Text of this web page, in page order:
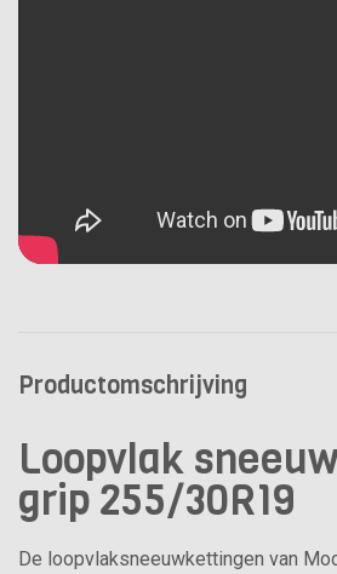
Productomschrijving
Loopvlak
grip 255/30R19
De loopvlaksneeuwkettingen van